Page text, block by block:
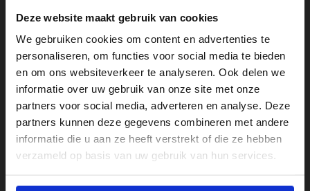
Deze website maakt gebruik van cookies
We gebruiken cookies om content en advertenties te
personaliseren, om functies voor social media te bieden
en om ons websiteverkeer te analyseren. Ook delen we
informatie over uw gebruik van onze site met onze
partners voor social media, adverteren en analyse. Deze
partners kunnen deze gegevens combineren met andere
informatie die u aan ze heeft verstrekt of die ze hebben
verzameld op basis van uw gebruik van hun services.
Klantenservice
Categorieën